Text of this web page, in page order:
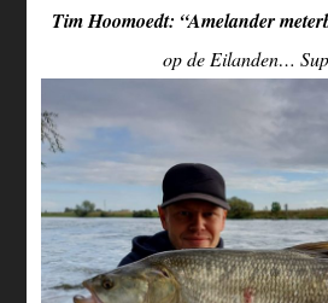
Tim Hoomoedt: “Amelander
op de Eilanden…